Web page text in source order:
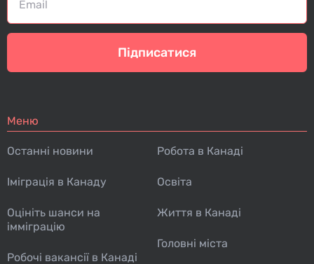
Підписатися
Меню
Останні новини
Іміграція в Канаду
Оцініть шанси на
імміграцію
Робочі вакансії в Канаді
Робота в Канаді
Освіта
Життя в Канаді
Головні міста